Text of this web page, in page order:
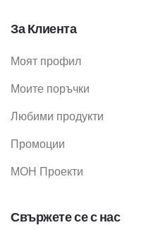
За Клиента
Моят профил
Моите поръчки
Любими продукти
Промоции
МОН Проекти
Свържете се с нас